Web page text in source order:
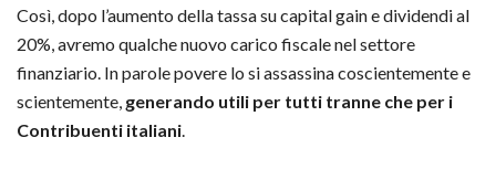
Così, dopo l’aumento della tassa su capital gain e dividendi al
20%, avremo qualche nuovo carico fiscale nel settore
finanziario. In parole povere lo si assassina coscientemente e
scientemente, generando utili per tutti tranne che per i
Contribuenti italiani.